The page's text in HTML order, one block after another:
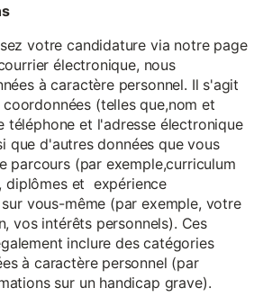
votre candidature via notre page
électronique, nous
à caractère personnel. Il s'agit
(telles que,nom et
téléphone et l'adresse électronique
que d'autres données que vous
parcours (par exemple,curriculum
diplômes et expérience
vous-même (par exemple, votre
vos intérêts personnels). Ces
inclure des catégories
à caractère personnel (par
sur un handicap grave).